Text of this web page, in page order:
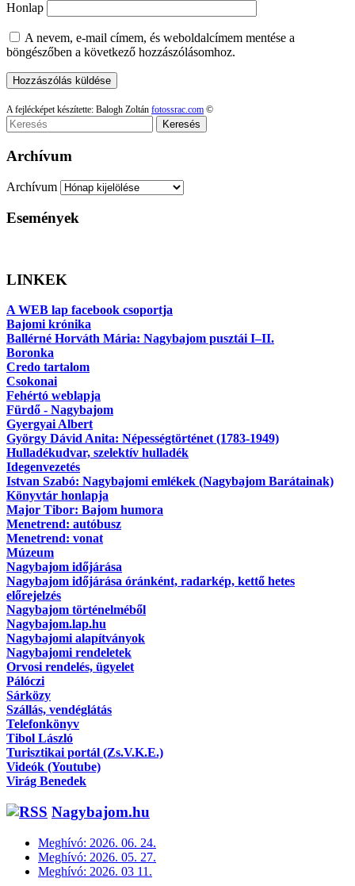
Honlap
A nevem, e-mail címem, és weboldalcímem mentése a
böngészőben a következő hozzászólásomhoz.
A fejlécképet készítette: Balogh Zoltán fotossrac.com ©
Keresés
Archívum
Archívum
Események
LINKEK
A WEB lap facebook csoportja
Bajomi krónika
Ballérné Horváth Mária: Nagybajom pusztái I–II.
Boronka
Credo tartalom
Csokonai
Fehértó weblapja
Fürdő - Nagybajom
Gyergyai Albert
György Dávid Anita: Népességtörténet (1783-1949)
Hulladékudvar, szelektív hulladék
Idegenvezetés
Istvan Szabó: Nagybajomi emlékek (Nagybajom Barátainak)
Könyvtár honlapja
Major Tibor: Bajom humora
Menetrend: autóbusz
Menetrend: vonat
Múzeum
Nagybajom időjárása
Nagybajom időjárása óránként, radarkép, kettő hetes
előrejelzés
Nagybajom történelméből
Nagybajom.lap.hu
Nagybajomi alapítványok
Nagybajomi rendeletek
Orvosi rendelés, ügyelet
Pálóczi
Sárközy
Szállás, vendéglátás
Telefonkönyv
Tibol László
Turisztikai portál (Zs.V.K.E.)
Videók (Youtube)
Virág Benedek
Nagybajom.hu
Meghívó: 2026. 06. 24.
Meghívó: 2026. 05. 27.
Meghívó: 2026. 03 11.